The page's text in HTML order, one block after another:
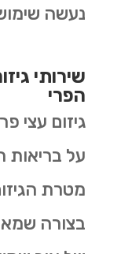
נעשה
שירותי
הפרי
גיזום עצי
על בריאות
מטרת
בצורה